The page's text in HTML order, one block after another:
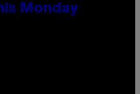
Monday